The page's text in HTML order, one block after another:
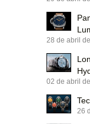
28 de abril
02 de abril
26